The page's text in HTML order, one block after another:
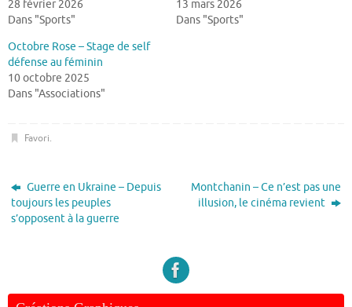
28 février 2026
Dans "Sports"
13 mars 2026
Dans "Sports"
Octobre Rose – Stage de self
défense au féminin
10 octobre 2025
Dans "Associations"
Favori.
Guerre en Ukraine – Depuis
toujours les peuples
s’opposent à la guerre
Montchanin – Ce n’est pas une
illusion, le cinéma revient